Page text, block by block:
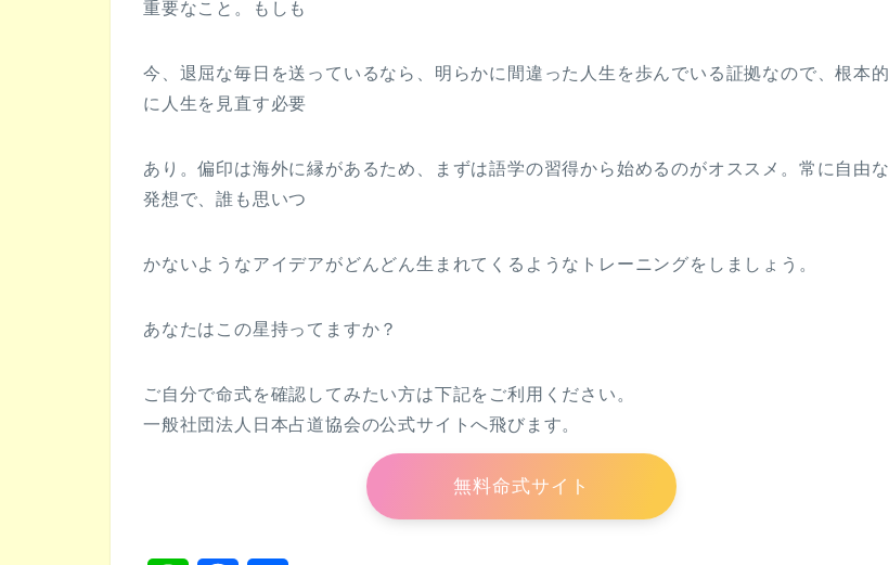
重要なこと。もしも
今、退屈な毎日を送っているなら、明らかに間違った人生を歩んでいる証拠なので、根本的
に人生を見直す必要
あり。偏印は海外に縁があるため、まずは語学の習得から始めるのがオススメ。常に自由な
発想で、誰も思いつ
かないようなアイデアがどんどん生まれてくるようなトレーニングをしましょう。
あなたはこの星持ってますか？
ご自分で命式を確認してみたい方は下記をご利用ください。
一般社団法人日本占道協会の公式サイトへ飛びます。
無料命式サイト